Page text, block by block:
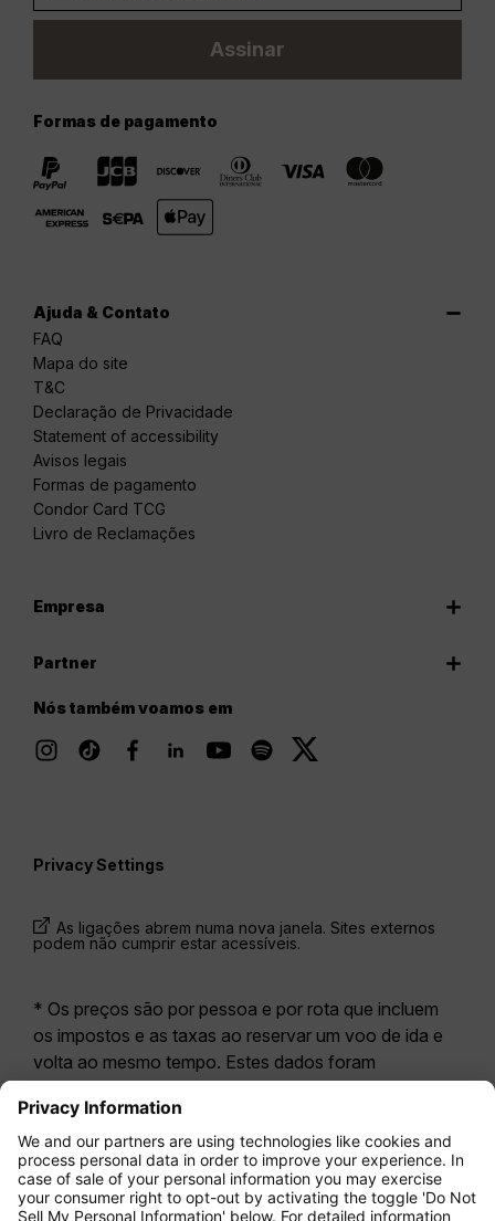
Assinar
Formas de pagamento
Ajuda & Contato
FAQ
Mapa do site
T&C
Declaração de Privacidade
Statement of accessibility
Avisos legais
Formas de pagamento
Condor Card TCG
Livro de Reclamações
Empresa
Partner
Nós também voamos em
Privacy Settings
As ligações abrem numa nova janela. Sites externos
podem não cumprir estar acessíveis.
* Os preços são por pessoa e por rota que incluem
os impostos e as taxas ao reservar um voo de ida e
volta ao mesmo tempo. Estes dados foram
disponibilizados nas últimas 24 horas e podem já não
estar atualizados. As tarifas apresentadas para a
Economy Class correspondem geralmente à
Economy Zero, a nossa opção tarifária mais restritiva.
Poderão aplicar-se taxas adicionais parabagagem